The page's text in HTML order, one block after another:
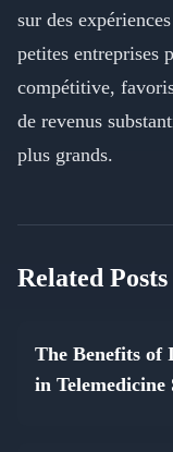
sur des
petites entreprises
compétitive,
de revenus
plus grands.
Related Posts
The Benefits of
in Telemedicine